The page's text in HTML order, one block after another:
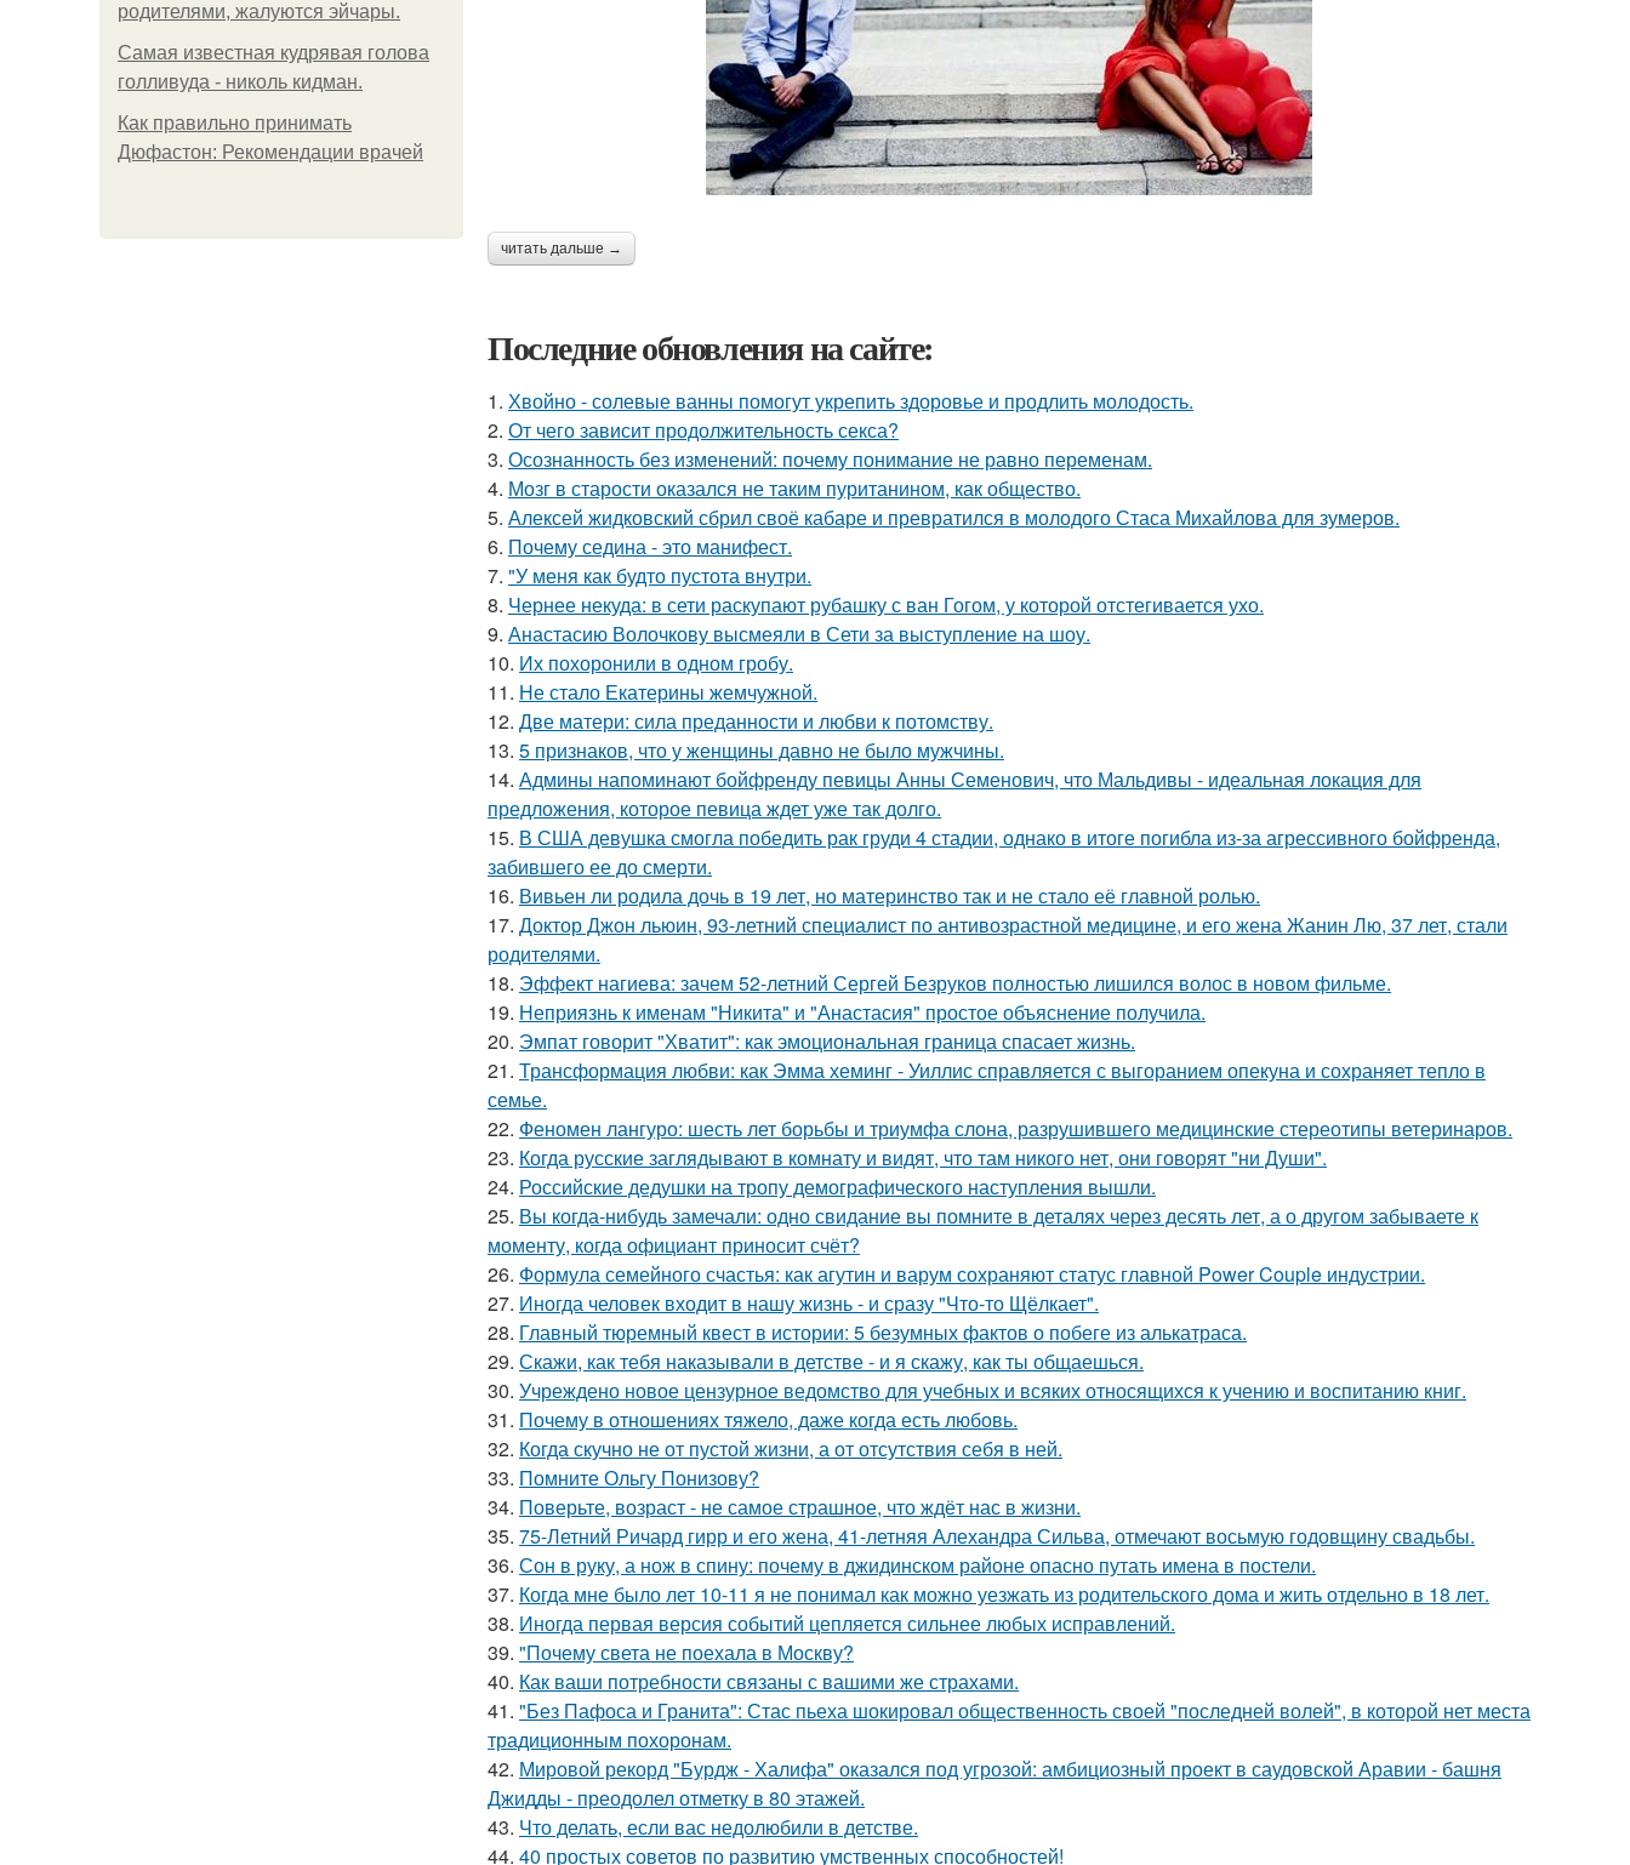
родителями, жалуются эйчары.
Самая известная кудрявая голова
голливуда - николь кидман.
Как правильно принимать
Дюфастон: Рекомендации врачей
читать дальше →
Последние обновления на сайте:
1. Хвойно - солевые ванны помогут укрепить здоровье и продлить молодость.
2. От чего зависит продолжительность секса?
3. Осознанность без изменений: почему понимание не равно переменам.
4. Мозг в старости оказался не таким пуританином, как общество.
5. Алексей жидковский сбрил своё кабаре и превратился в молодого Стаса Михайлова для зумеров.
6. Почему седина - это манифест.
7. "У меня как будто пустота внутри.
8. Чернее некуда: в сети раскупают рубашку с ван Гогом, у которой отстегивается ухо.
9. Анастасию Волочкову высмеяли в Сети за выступление на шоу.
10. Их похоронили в одном гробу.
11. Не стало Екатерины жемчужной.
12. Две матери: сила преданности и любви к потомству.
13. 5 признаков, что у женщины давно не было мужчины.
14. Админы напоминают бойфренду певицы Анны Семенович, что Мальдивы - идеальная локация для
предложения, которое певица ждет уже так долго.
15. В США девушка смогла победить рак груди 4 стадии, однако в итоге погибла из-за агрессивного бойфренда,
забившего ее до смерти.
16. Вивьен ли родила дочь в 19 лет, но материнство так и не стало её главной ролью.
17. Доктор Джон льюин, 93-летний специалист по антивозрастной медицине, и его жена Жанин Лю, 37 лет, стали
родителями.
18. Эффект нагиева: зачем 52-летний Сергей Безруков полностью лишился волос в новом фильме.
19. Неприязнь к именам "Никита" и "Анастасия" простое объяснение получила.
20. Эмпат говорит "Хватит": как эмоциональная граница спасает жизнь.
21. Трансформация любви: как Эмма хеминг - Уиллис справляется с выгоранием опекуна и сохраняет тепло в
семье.
22. Феномен лангуро: шесть лет борьбы и триумфа слона, разрушившего медицинские стереотипы ветеринаров.
23. Когда русские заглядывают в комнату и видят, что там никого нет, они говорят "ни Души".
24. Российские дедушки на тропу демографического наступления вышли.
25. Вы когда-нибудь замечали: одно свидание вы помните в деталях через десять лет, а о другом забываете к
моменту, когда официант приносит счёт?
26. Формула семейного счастья: как агутин и варум сохраняют статус главной Power Couple индустрии.
27. Иногда человек входит в нашу жизнь - и сразу "Что-то Щёлкает".
28. Главный тюремный квест в истории: 5 безумных фактов о побеге из алькатраса.
29. Скажи, как тебя наказывали в детстве - и я скажу, как ты общаешься.
30. Учреждено новое цензурное ведомство для учебных и всяких относящихся к учению и воспитанию книг.
31. Почему в отношениях тяжело, даже когда есть любовь.
32. Когда скучно не от пустой жизни, а от отсутствия себя в ней.
33. Помните Ольгу Понизову?
34. Поверьте, возраст - не самое страшное, что ждёт нас в жизни.
35. 75-Летний Ричард гирр и его жена, 41-летняя Алехандра Сильва, отмечают восьмую годовщину свадьбы.
36. Сон в руку, а нож в спину: почему в джидинском районе опасно путать имена в постели.
37. Когда мне было лет 10-11 я не понимал как можно уезжать из родительского дома и жить отдельно в 18 лет.
38. Иногда первая версия событий цепляется сильнее любых исправлений.
39. "Почему света не поехала в Москву?
40. Как ваши потребности связаны с вашими же страхами.
41. "Без Пафоса и Гранита": Стас пьеха шокировал общественность своей "последней волей", в которой нет места
традиционным похоронам.
42. Мировой рекорд "Бурдж - Халифа" оказался под угрозой: амбициозный проект в саудовской Аравии - башня
Джидды - преодолел отметку в 80 этажей.
43. Что делать, если вас недолюбили в детстве.
44. 40 простых советов по развитию умственных способностей!